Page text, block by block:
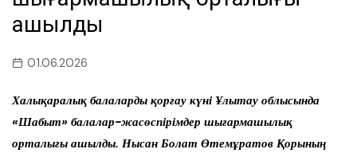
ашылды
01.06.2026
Халықаралық балаларды қорғау күні Ұлытау облысында
«Шабыт» балалар-жасөспірімдер шығармашылық
орталығы ашылды. Нысан Болат Өтемұратов Қорының